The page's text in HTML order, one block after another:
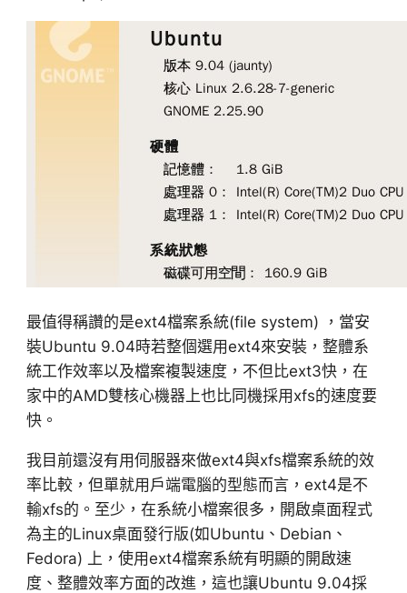
最值得稱讚的是ext4檔案系統(file system) ，當安
裝Ubuntu 9.04時若整個選用ext4來安裝，整體系
統工作效率以及檔案複製速度，不但比ext3快，在
家中的AMD雙核心機器上也比同機採用xfs的速度要
快。
我目前還沒有用伺服器來做ext4與xfs檔案系統的效
率比較，但單就用戶端電腦的型態而言，ext4是不
輸xfs的。至少，在系統小檔案很多，開啟桌面程式
為主的Linux桌面發行版(如Ubuntu、Debian、
Fedora) 上，使用ext4檔案系統有明顯的開啟速
度、整體效率方面的改進，這也讓Ubuntu 9.04採